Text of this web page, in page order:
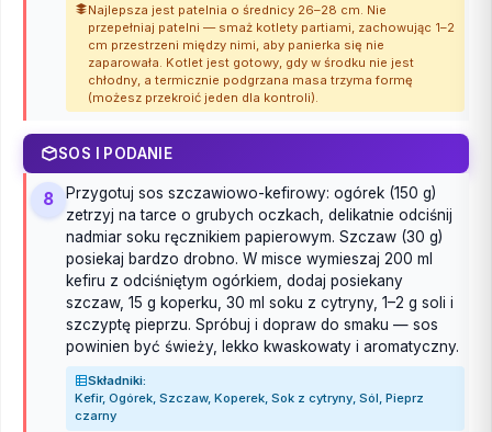
Najlepsza jest patelnia o średnicy 26–28 cm. Nie
przepełniaj patelni — smaż kotlety partiami, zachowując 1–2
cm przestrzeni między nimi, aby panierka się nie
zaparowała. Kotlet jest gotowy, gdy w środku nie jest
chłodny, a termicznie podgrzana masa trzyma formę
(możesz przekroić jeden dla kontroli).
SOS I PODANIE
8
Przygotuj sos szczawiowo-kefirowy: ogórek (150 g)
zetrzyj na tarce o grubych oczkach, delikatnie odciśnij
nadmiar soku ręcznikiem papierowym. Szczaw (30 g)
posiekaj bardzo drobno. W misce wymieszaj 200 ml
kefiru z odciśniętym ogórkiem, dodaj posiekany
szczaw, 15 g koperku, 30 ml soku z cytryny, 1–2 g soli i
szczyptę pieprzu. Spróbuj i dopraw do smaku — sos
powinien być świeży, lekko kwaskowaty i aromatyczny.
Składniki:
Kefir, Ogórek, Szczaw, Koperek, Sok z cytryny, Sól, Pieprz
czarny